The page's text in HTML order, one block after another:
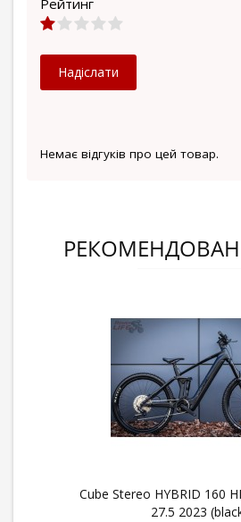
Немає відгуків про цей товар.
Рейтинг
Надіслати
Cube Stereo HYBRID 160
27.5 2023